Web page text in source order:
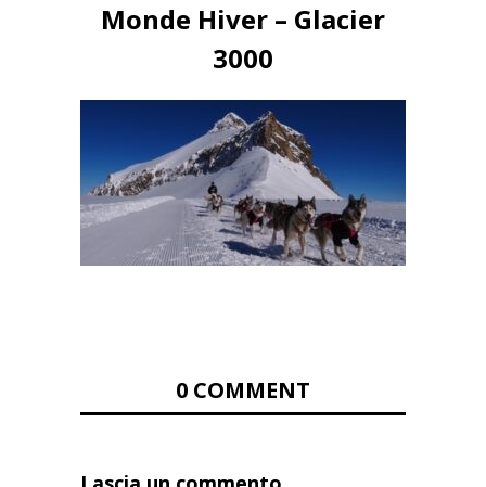
Monde Hiver – Glacier
3000
0 COMMENT